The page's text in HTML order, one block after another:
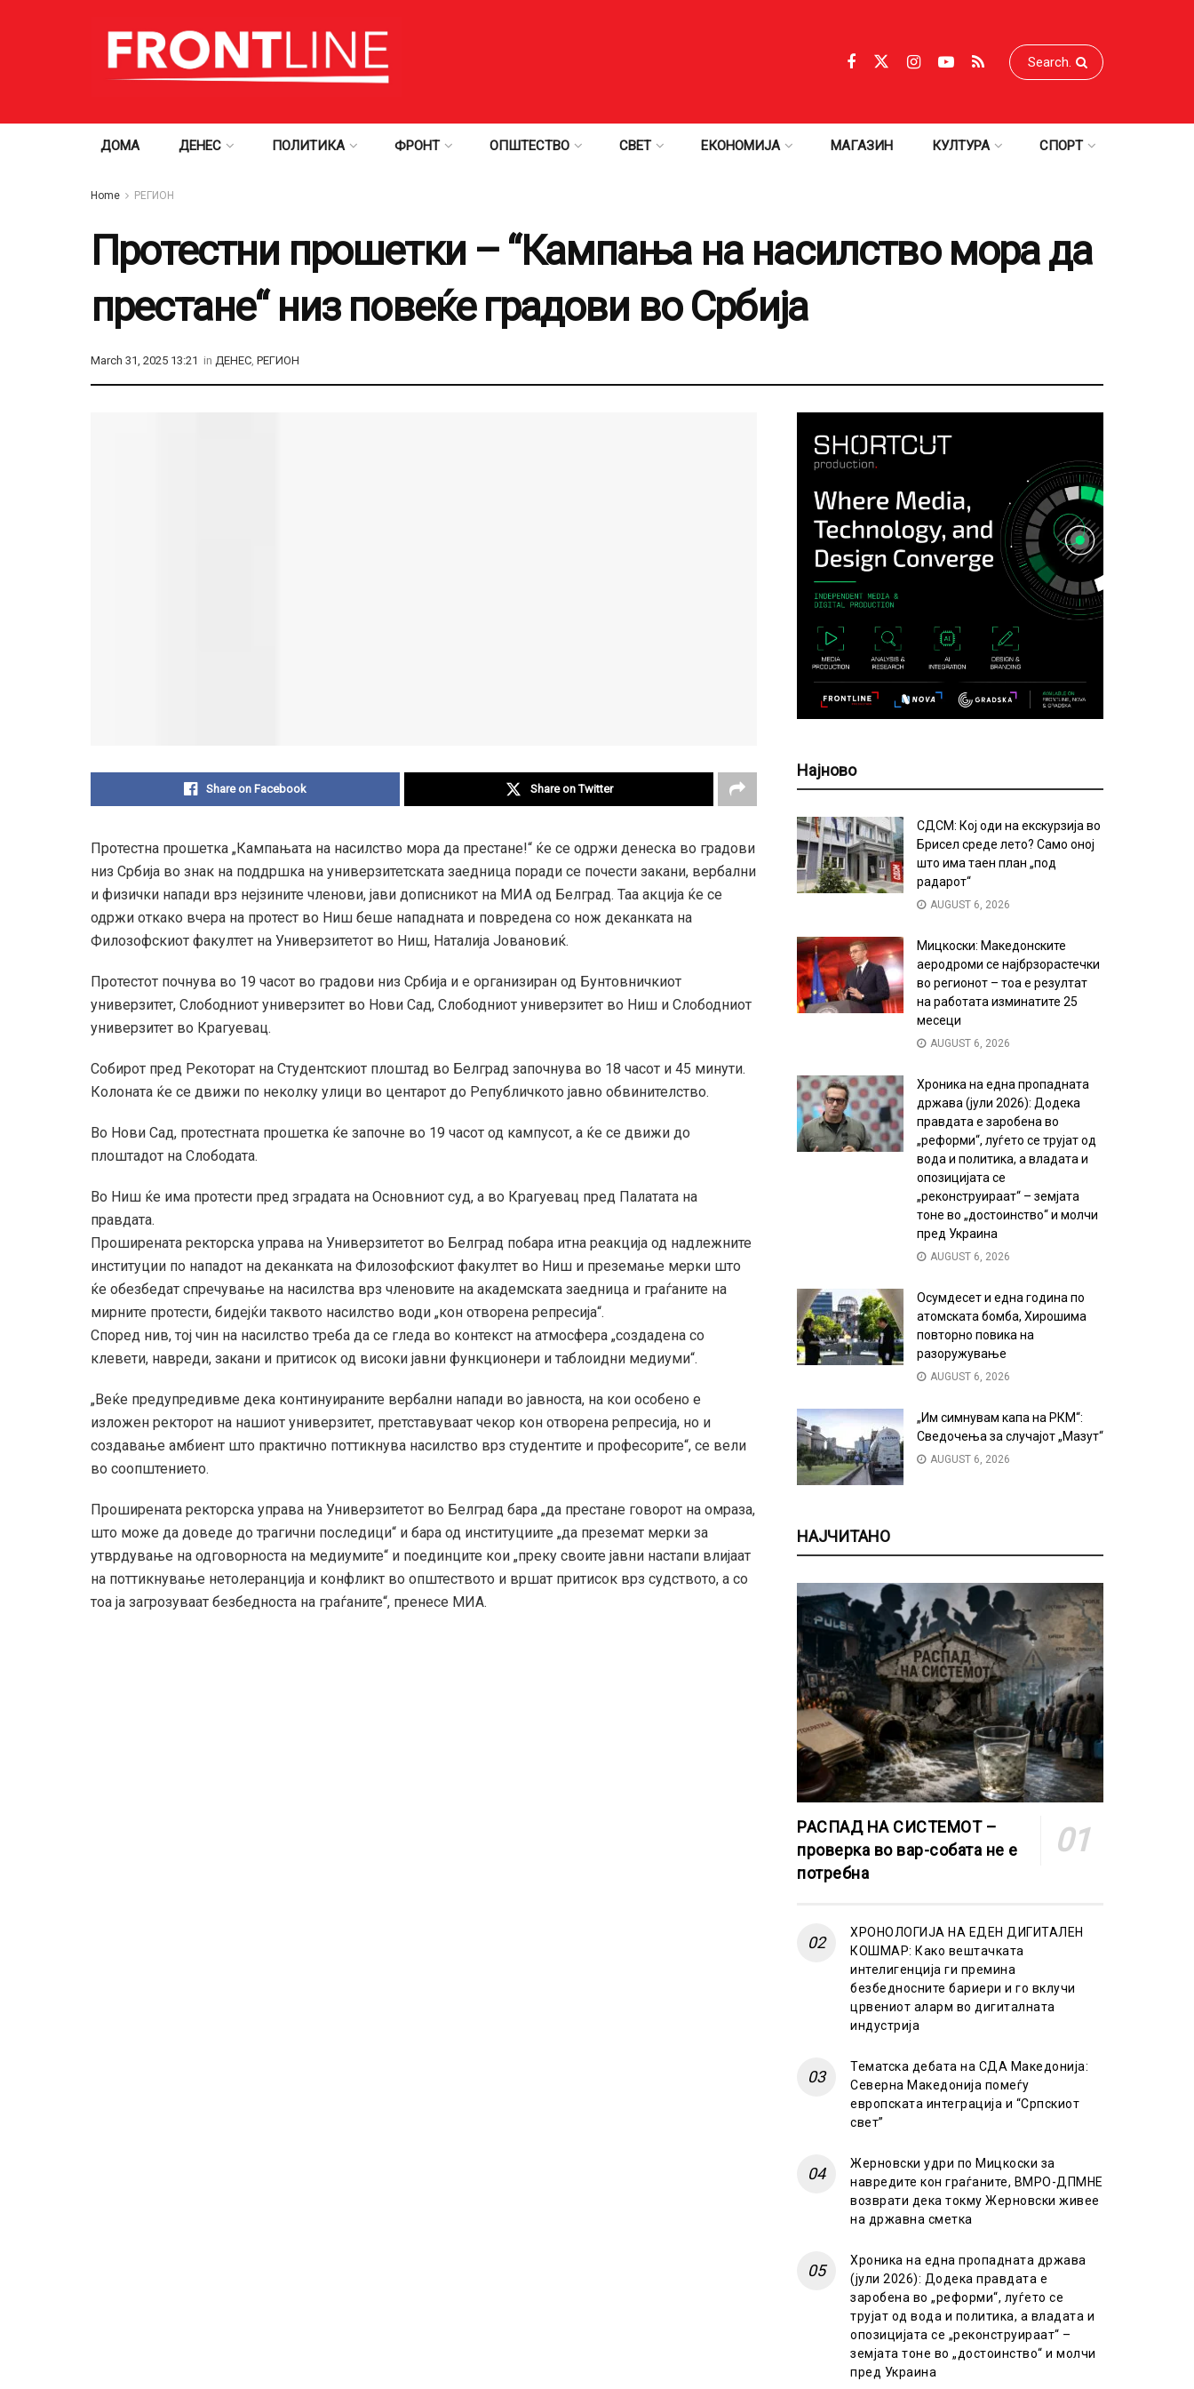
ДОМА ДЕНЕС ПОЛИТИКА ФРОНТ ОПШТЕСТВО СВЕТ ЕКОНОМИЈА МАГАЗИН КУЛТУРА СПОРТ
Home РЕГИОН
Протестни прошетки – “Кампања на насилство мора да
престане“ низ повеќе градови во Србија
March 31, 2025 13:21 in ДЕНЕС, РЕГИОН
Share on Facebook Share on Twitter
Протестна прошетка „Кампањата на насилство мора да престане!“ ќе се одржи денеска во градови
низ Србија во знак на поддршка на универзитетската заедница поради се почести закани, вербални
и физички напади врз нејзините членови, јави дописникот на МИА од Белград. Таа акција ќе се
одржи откако вчера на протест во Ниш беше нападната и повредена со нож деканката на
Филозофскиот факултет на Универзитетот во Ниш, Наталија Јовановиќ.
Протестот почнува во 19 часот во градови низ Србија и е организиран од Бунтовничкиот
универзитет, Слободниот универзитет во Нови Сад, Слободниот универзитет во Ниш и Слободниот
универзитет во Крагуевац.
Собирот пред Рекоторат на Студентскиот плоштад во Белград започнува во 18 часот и 45 минути.
Колоната ќе се движи по неколку улици во центарот до Републичкото јавно обвинителство.
Во Нови Сад, протестната прошетка ќе започне во 19 часот од кампусот, а ќе се движи до
плоштадот на Слободата.
Во Ниш ќе има протести пред зградата на Основниот суд, а во Крагуевац пред Палатата на
правдата.
Проширената ректорска управа на Универзитетот во Белград побара итна реакција од надлежните
институции по нападот на деканката на Филозофскиот факултет во Ниш и преземање мерки што
ќе обезбедат спречување на насилства врз членовите на академската заедница и граѓаните на
мирните протести, бидејќи таквото насилство води „кон отворена репресија“.
Според нив, тој чин на насилство треба да се гледа во контекст на атмосфера „создадена со
клевети, навреди, закани и притисок од високи јавни функционери и таблоидни медиуми“.
„Веќе предупредивме дека континуираните вербални напади во јавноста, на кои особено е
изложен ректорот на нашиот универзитет, претставуваат чекор кон отворена репресија, но и
создавање амбиент што практично поттикнува насилство врз студентите и професорите“, се вели
во соопштението.
Проширената ректорска управа на Универзитетот во Белград бара „да престане говорот на омраза,
што може да доведе до трагични последици“ и бара од институциите „да преземат мерки за
утврдување на одговорноста на медиумите“ и поединците кои „преку своите јавни настапи влијаат
на поттикнување нетолеранција и конфликт во општеството и вршат притисок врз судството, а со
тоа ја загрозуваат безбедноста на граѓаните“, пренесе МИА.
Најново
СДСМ: Кој оди на екскурзија во
Брисел среде лето? Само оној
што има таен план „под
радарот“
AUGUST 6, 2026
Мицкоски: Македонските
аеродроми се најбрзорастечки
во регионот – тоа е резултат
на работата изминатите 25
месеци
AUGUST 6, 2026
Хроника на една пропадната
држава (јули 2026): Додека
правдата е заробена во
„реформи“, луѓето се трујат од
вода и политика, а владата и
опозицијата се
„реконструираат“ – земјата
тоне во „достоинство“ и молчи
пред Украина
AUGUST 6, 2026
Осумдесет и една година по
атомската бомба, Хирошима
повторно повика на
разоружување
AUGUST 6, 2026
„Им симнувам капа на РКМ“:
Сведочења за случајот „Мазут“
AUGUST 6, 2026
НАЈЧИТАНО
РАСПАД НА СИСТЕМОТ –
проверка во вар-собата не е
потребна
ХРОНОЛОГИЈА НА ЕДЕН ДИГИТАЛЕН
КОШМАР: Како вештачката
интелигенција ги премина
безбедносните бариери и го вклучи
црвениот аларм во дигиталната
индустрија
Тематска дебата на СДА Македонија:
Северна Македонија помеѓу
европската интеграција и “Српскиот
свет”
Жерновски удри по Мицкоски за
навредите кон граѓаните, ВМРО-ДПМНЕ
возврати дека токму Жерновски живее
на државна сметка
Хроника на една пропадната држава
(јули 2026): Додека правдата е
заробена во „реформи“, луѓето се
трујат од вода и политика, а владата и
опозицијата се „реконструираат“ –
земјата тоне во „достоинство“ и молчи
пред Украина